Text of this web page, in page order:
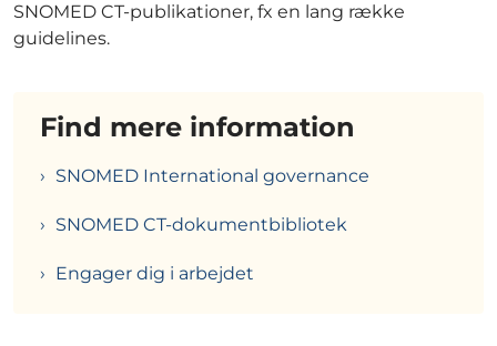
SNOMED CT-publikationer, fx en lang række
guidelines.
Find mere information
SNOMED International governance
SNOMED CT-dokumentbibliotek
Engager dig i arbejdet